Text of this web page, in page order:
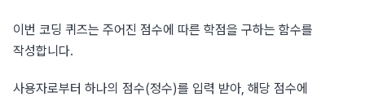
이번 코딩 퀴즈는 주어진 점수에 따른 학점을 구하는 함수를
작성합니다.
사용자로부터 하나의 점수(정수)를 입력 받아, 해당 점수에